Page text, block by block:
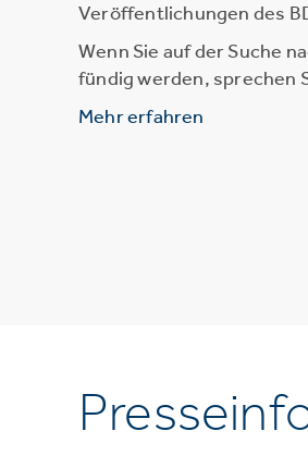
Veröffentlichungen des
Wenn Sie auf der Suche
fündig werden, sprechen
Mehr erfahren